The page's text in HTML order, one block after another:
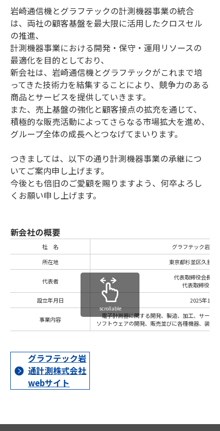
岩崎通信機とグラフテックの計測機器事業の統合
は、両社の顧客基盤を最大限に活用したクロスセル
の推進、
計測機器事業における開発・保守・運用リソースの
最適化を目的としており、
新会社は、岩崎通信機とグラフテックがこれまで培
ってきた技術力を結集することにより、競争力のある
商品とサービスを提供していきます。
また、売上基盤の強化と顧客接点の拡充を通じて、
積極的な販売活動によってさらなる市場拡大を進め、
グループ全体の成長へとつなげてまいります。
つきましては、以下の通り計測機器事業の承継につ
いてご案内申し上げます。
今後とも倍旧のご愛顧を賜りますよう、何卒よろし
くお願い申し上げます。
新会社の概要
社 名
グラフテック岩通
所在地
東京都杉並区久我山
代表者
代表取締役会長
代表取締役
設立年月日
2025年12月
事業内容
電子計測器に関する開発、製造、加工、サービ
ソフトウェアの開発、販売並びに各種機器、装置
scrollable
グラフテック岩
通計測株式会社
webサイト